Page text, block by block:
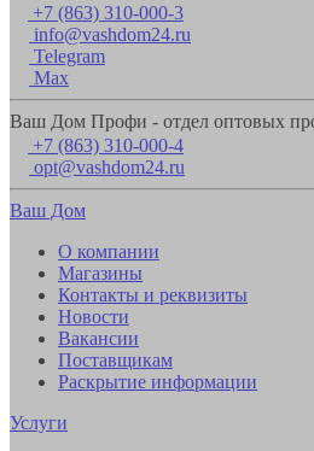
+7 (863) 310-000-3
info@vashdom24.ru
Telegram
Max
Ваш Дом Профи - отдел оптовых
+7 (863) 310-000-4
opt@vashdom24.ru
Ваш Дом
О компании
Магазины
Контакты и реквизиты
Новости
Вакансии
Поставщикам
Раскрытие информации
Услуги